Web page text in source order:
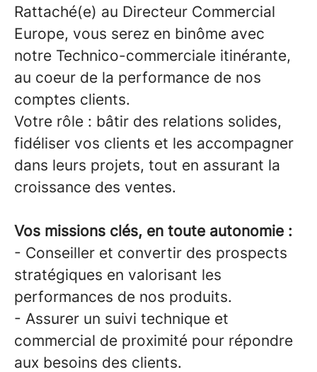
Rattaché(e) au Directeur Commercial
Europe, vous serez en binôme avec
notre Technico-commerciale itinérante,
au coeur de la performance de nos
comptes clients.
Votre rôle : bâtir des relations solides,
fidéliser vos clients et les accompagner
dans leurs projets, tout en assurant la
croissance des ventes.
Vos missions clés, en toute autonomie :
- Conseiller et convertir des prospects
stratégiques en valorisant les
performances de nos produits.
- Assurer un suivi technique et
commercial de proximité pour répondre
aux besoins des clients.